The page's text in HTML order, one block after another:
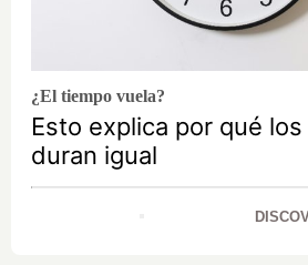
¿El tiempo vuela?
Esto explica por qué
duran igual